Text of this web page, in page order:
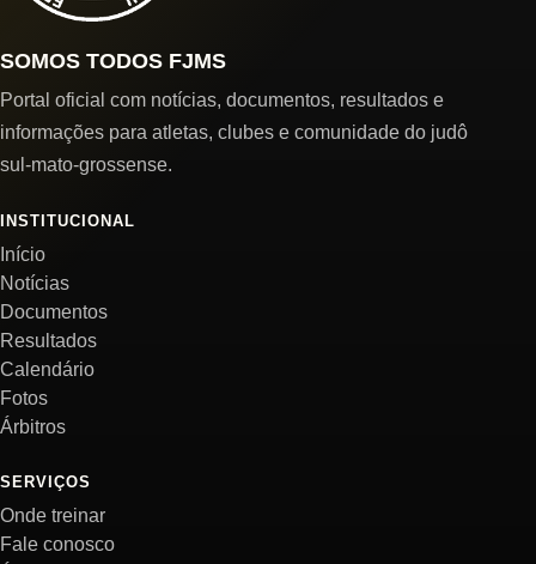
SOMOS TODOS FJMS
Portal oficial com notícias, documentos, resultados e
informações para atletas, clubes e comunidade do judô
sul-mato-grossense.
INSTITUCIONAL
Início
Notícias
Documentos
Resultados
Calendário
Fotos
Árbitros
SERVIÇOS
Onde treinar
Fale conosco